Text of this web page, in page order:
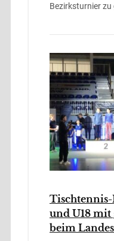
Bezirksturnier zu
Tischtennis-
und U18 mit
beim